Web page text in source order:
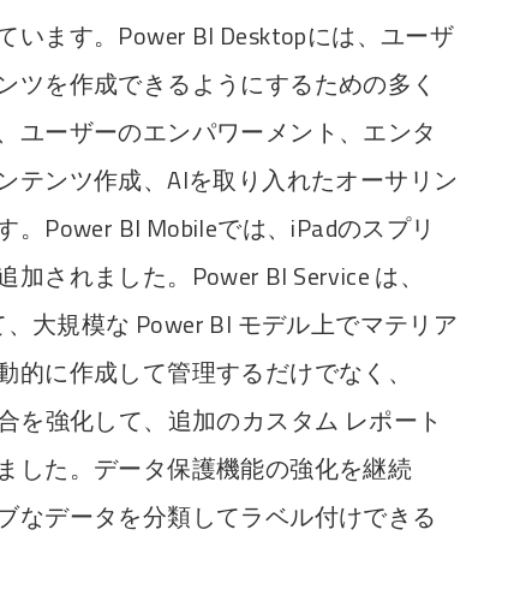
います。Power BI Desktopには、ユーザ
ツを作成できるようにするための多く
ユーザーのエンパワーメント、エンタ
テンツ作成、AIを取り入れたオーサリン
。Power BI Mobileでは、iPadのスプリ
されました。Power BI Service は、
大規模な Power BI モデル上でマテリア
的に作成して管理するだけでなく、
を強化して、追加のカスタム レポート
した。データ保護機能の強化を継続
なデータを分類してラベル付けできる